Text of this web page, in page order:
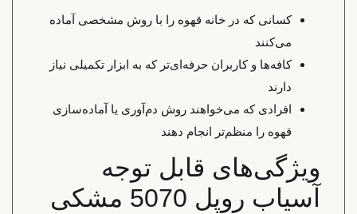
کسانی که در خانه قهوه را با روش مشخصی آماده
می‌کنند
کافه‌ها و کاربران حرفه‌ای‌تر که به ابزار تکمیلی نیاز
دارند
افرادی که می‌خواهند روش دم‌آوری یا آماده‌سازی
قهوه را منظم‌تر انجام دهند
ویژگی‌های قابل توجه
آسیاب روپل 5070 مشکی